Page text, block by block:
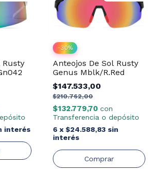
Rusty
interés
-30%
Anteojos De Sol Rusty
Genus Mblk/R.Red
$147.533,00
$210.762,00
$132.779,70 con
Transferencia o depósito
6 x $24.588,83 sin
interés